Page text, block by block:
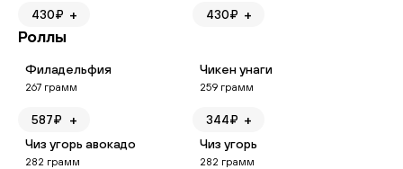
430₽ + 430₽ +
Роллы
Филадельфия
267 грамм
587₽ +
Чикен унаги
259 грамм
344₽ +
Чиз угорь авокадо
282 грамм
Чиз угорь
282 грамм